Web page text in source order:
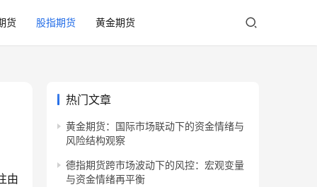
货 股指期货 黄金期货
由
热门文章
黄金期货：国际市场联动下的资金情绪与
风险结构观察
德指期货跨市场波动下的风控：宏观变量
与资金情绪再平衡